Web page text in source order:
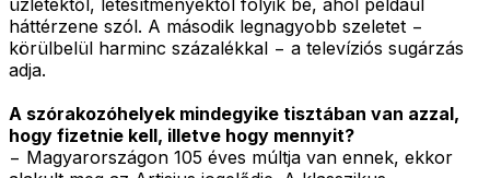
háttérzene szól. A második legnagyobb szeletet −
körülbelül harminc százalékkal − a televíziós sugárzás
adja.
A szórakozóhelyek mindegyike tisztában van azzal,
hogy fizetnie kell, illetve hogy mennyit?
− Magyarországon 105 éves múltja van ennek, ekkor